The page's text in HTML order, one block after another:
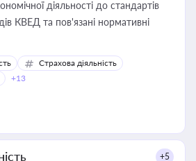
діяльності до стандартів
КВЕД та пов'язані нормативні
Страхова діяльність
+13
+5